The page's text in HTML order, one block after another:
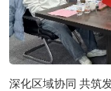
深化区域协同 共筑